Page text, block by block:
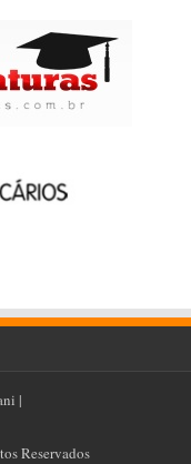
|
Reservados